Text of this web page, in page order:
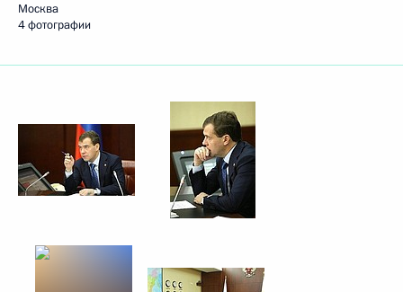
Москва
4 фотографии